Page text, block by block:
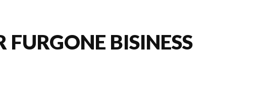
FURGONE BISINESS